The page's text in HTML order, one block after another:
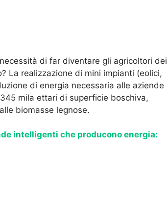
di far diventare gli agricoltori dei
La realizzazione di mini impianti (eolici,
di energia necessaria alle aziende
mila ettari di superficie boschiva,
biomasse legnose.
intelligenti che producono energia: